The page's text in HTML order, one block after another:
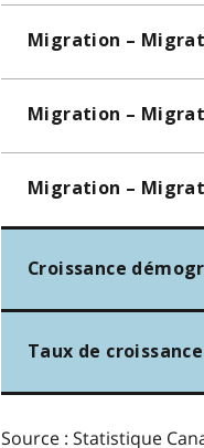
Migration –
Migration –
Migration –
Croissance
Taux de
Source : Statistique